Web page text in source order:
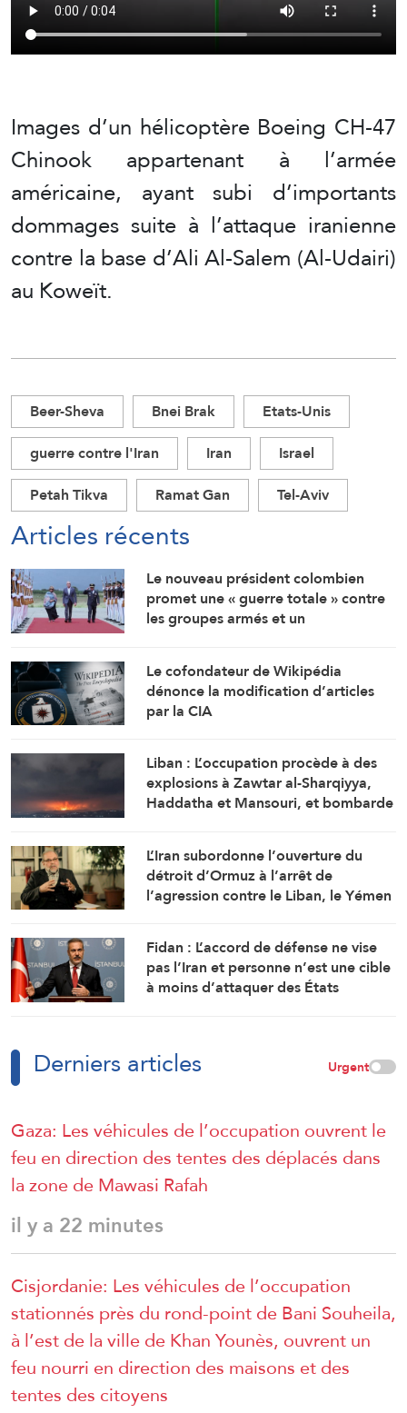
Images d’un hélicoptère Boeing CH-47
Chinook appartenant à l’armée
américaine, ayant subi d’importants
dommages suite à l’attaque iranienne
contre la base d’Ali Al-Salem (Al-Udairi)
au Koweït.
Beer-Sheva Bnei Brak
Etats-Unis
guerre contre l'Iran
Iran
Israel
Petah Tikva
Ramat Gan Tel-Aviv
Articles récents
Le nouveau président colombien
promet une « guerre totale » contre
les groupes armés et un
Washington
Le cofondateur de Wikipédia
dénonce la modification d’articles
par la CIA
Liban : L’occupation procède à des
explosions à Zawtar al-Sharqiyya,
Haddatha et Mansouri, et bombarde
L’Iran subordonne l’ouverture du
détroit d’Ormuz à l’arrêt de
l’agression contre le Liban, le Yémen
Fidan : L’accord de défense ne vise
pas l’Iran et personne n’est une cible
à moins d’attaquer des États
Derniers articles Urgent
Gaza: Les véhicules de l’occupation ouvrent le
feu en direction des tentes des déplacés dans
la zone de Mawasi Rafah
il y a 22 minutes
Cisjordanie: Les véhicules de l’occupation
stationnés près du rond-point de Bani Souheila,
à l’est de la ville de Khan Younès, ouvrent un
feu nourri en direction des maisons et des
tentes des citoyens